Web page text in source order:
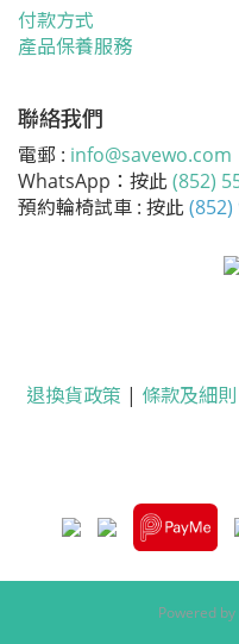
付款方式
產品保養服務
聯絡我們
電郵 : info@savewo.com
WhatsApp：按此 (852)
預約輪椅試車 : 按此 (852)
退換貨政策 | 條款及細則
Powered by